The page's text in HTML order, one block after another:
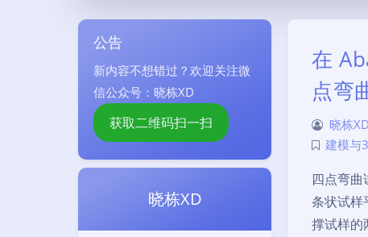
公告
新内容不想错过？欢迎关注微
信公众号：晓栋XD
获取二维码扫一扫
晓栋XD
在
点弯
晓栋XD
建模与
四点弯
条状试样
撑试样的